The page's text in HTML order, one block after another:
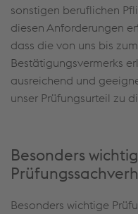
sonstigen beruflichen
diesen Anforderungen
dass die von uns bis
Bestätigungsvermerks
ausreichend und
unser Prüfungsurteil zu
Besonders
Besonders wichtige